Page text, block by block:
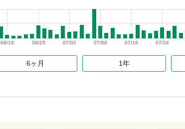
07/24
07/16
07/09
07/02
06/25
06/18
6ヶ月 1年